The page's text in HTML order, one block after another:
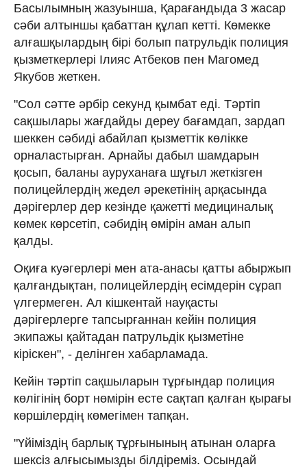
Басылымның жазуынша, Қарағандыда 3 жасар
сәби алтыншы қабаттан құлап кетті. Көмекке
алғашқылардың бірі болып патрульдік полиция
қызметкерлері Ілияс Атбеков пен Магомед
Якубов жеткен.
"Сол сәтте әрбір секунд қымбат еді. Тәртіп
сақшылары жағдайды дереу бағамдап, зардап
шеккен сәбиді абайлап қызметтік көлікке
орналастырған. Арнайы дабыл шамдарын
қосып, баланы ауруханаға шұғыл жеткізген
полицейлердің жедел әрекетінің арқасында
дәрігерлер дер кезінде қажетті медициналық
көмек көрсетіп, сәбидің өмірін аман алып
қалды.
Оқиға куәгерлері мен ата-анасы қатты абыржып
қалғандықтан, полицейлердің есімдерін сұрап
үлгермеген. Ал кішкентай науқасты
дәрігерлерге тапсырғаннан кейін полиция
экипажы қайтадан патрульдік қызметіне
кіріскен", - делінген хабарламада.
Кейін тәртіп сақшыларын тұрғындар полиция
көлігінің борт нөмірін есте сақтап қалған қырағы
көршілердің көмегімен тапқан.
"Үйіміздің барлық тұрғынының атынан оларға
шексіз алғысымызды білдіреміз. Осындай